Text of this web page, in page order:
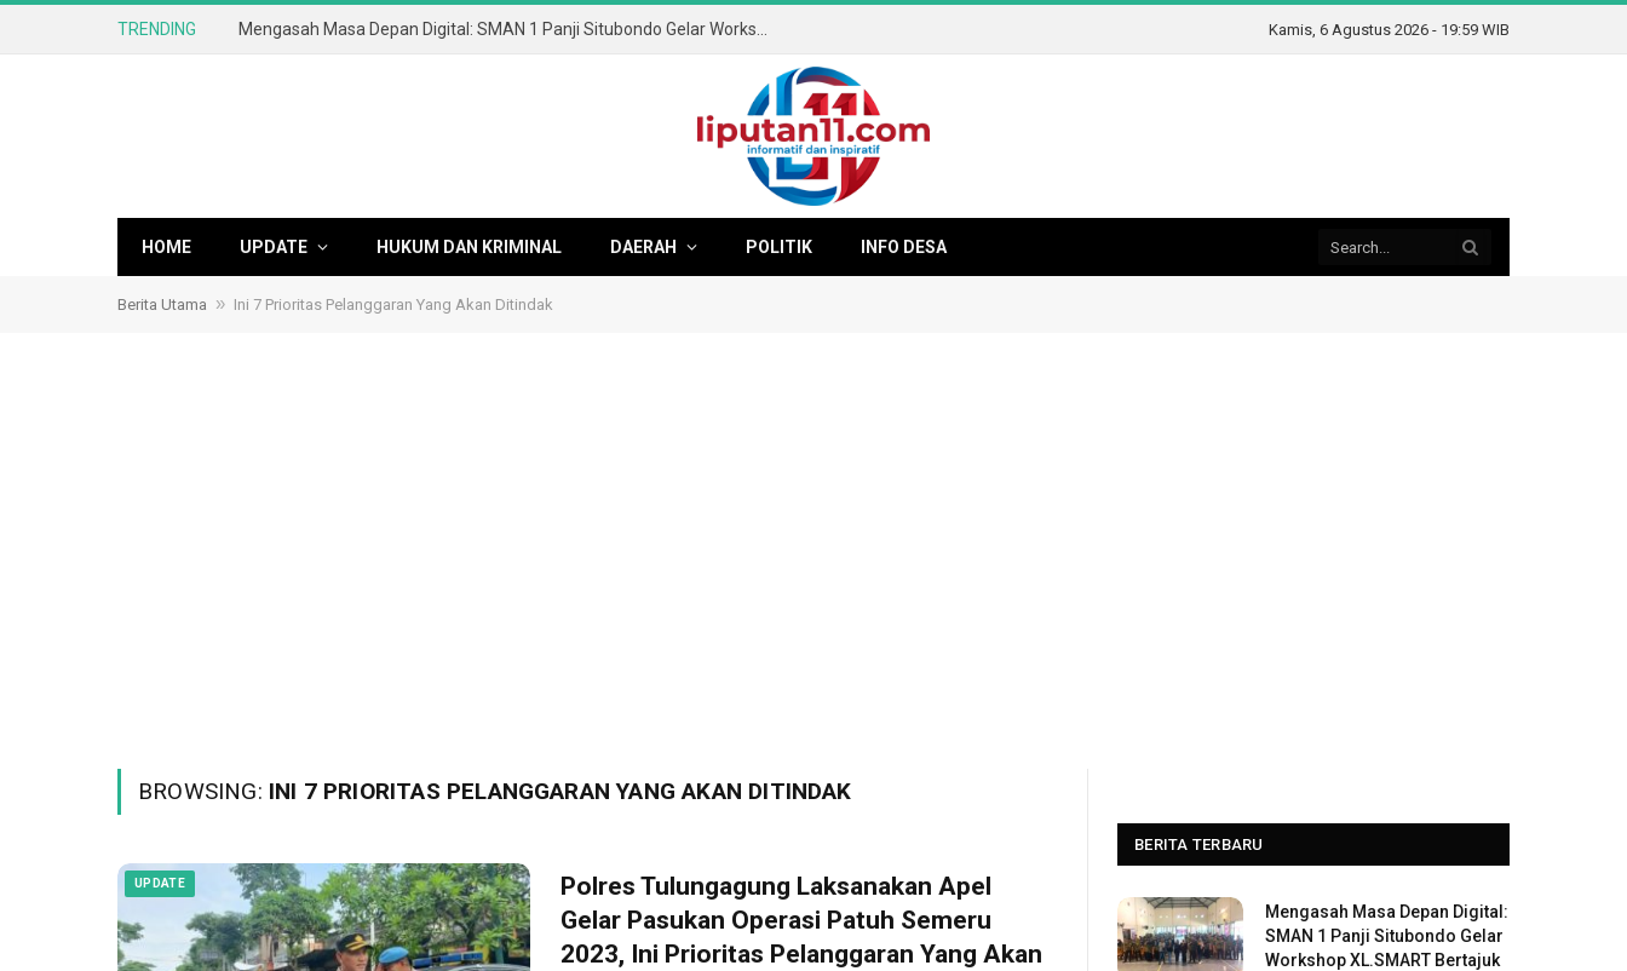
TRENDING Kamis, 6 Agustus 2026 - 19:59 WIB
HOME UPDATE HUKUM DAN KRIMINAL DAERAH POLITIK INFO DESA
Berita Utama » Ini 7 Prioritas Pelanggaran Yang Akan Ditindak
BROWSING: INI 7 PRIORITAS PELANGGARAN YANG AKAN DITINDAK
UPDATE
Polres Tulungagung Laksanakan Apel
Gelar Pasukan Operasi Patuh Semeru
2023, Ini Prioritas Pelanggaran Yang Akan
BERITA TERBARU
Mengasah Masa Depan Digital:
SMAN 1 Panji Situbondo Gelar
Workshop XL.SMART Bertajuk